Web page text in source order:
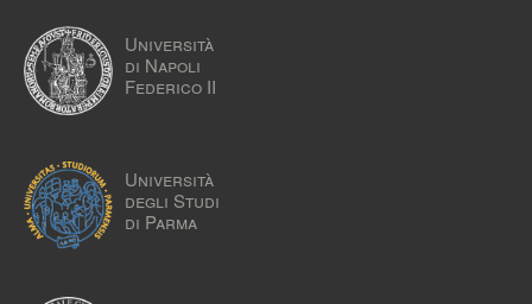
Università
di Napoli
Federico II
Università
degli Studi
di Parma